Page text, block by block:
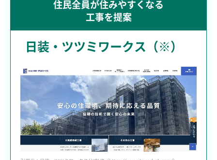
住民全員が住みやすくなる
工事を提案
日装・ツツミワークス（※）